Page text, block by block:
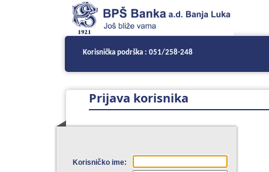
Korisnička podrška : 051/258-248
Prijava korisnika
Korisničko ime: